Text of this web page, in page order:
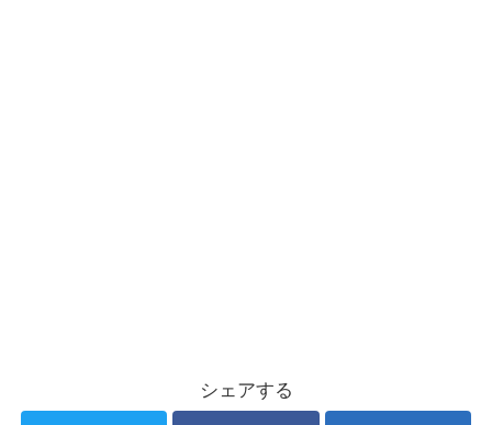
シェアする